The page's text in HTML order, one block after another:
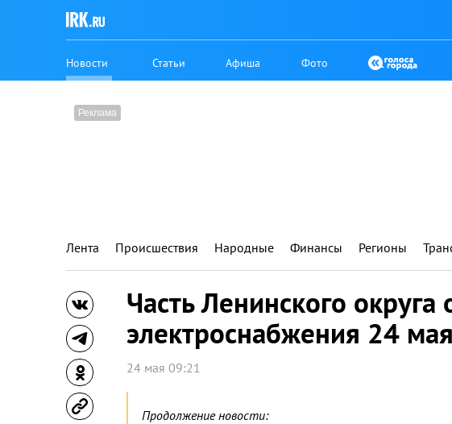
Новости Статьи Афиша Фото
Лента Происшествия Народные Финансы Регионы
Часть Ленинского округа
электроснабжения 24 мая
24 мая 09:21
Продолжение новости: